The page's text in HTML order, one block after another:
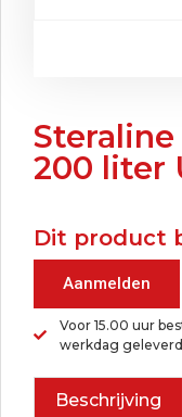
200 liter
Dit product
Aanmelden
Voor 15.00 uur
werkdag
Beschrijving